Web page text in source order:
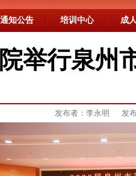
通知公告 培训中心 成
举行泉州
发布者：李永明 发